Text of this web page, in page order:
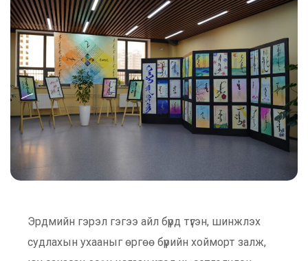
Эрдмийн гэрэл гэгээ айл бүрд түгэн, шинжлэх
судлахын ухааныг өргөө бүрийн хойморт залж,